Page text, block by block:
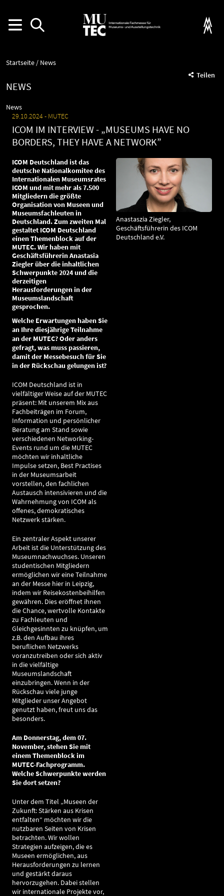
Startseite
News
Teilen
NEWS
News
29.10.2024
MUTEC
ICOM IM INTERVIEW - „MUSEUMS HAVE NO
BORDERS, THEY HAVE A NETWORK”
ICOM Deutschland ist das
deutsche Nationalkomitee des
Internationalen Museumsrates
ICOM und mit mehr als 7.500
Mitgliedern die größte
Organisation von Museen und
Museumsfachleuten in
Deutschland. Zum zweiten Mal
gestaltet ICOM Deutschland
einen Themenblock auf der
MUTEC. Wir haben mit
Geschäftsführerin Anastasia
Ziegler über die inhaltlichen
Schwerpunkte 2024 und die
derzeitigen
Herausforderungen in der
Museumslandschaft
gesprochen.
Welche Erwartungen haben Sie
an Ihre diesjährige Teilnahme
an der MUTEC? Oder anders
gefragt, was muss passieren,
damit der Messebesuch für Sie
in der Rückschau gelungen ist?
ICOM Deutschland ist in
vielfältiger Weise auf der MUTEC
präsent: Mit unserem Mix aus
Fachbeiträgen im Forum,
Information und persönlicher
Beratung am Stand sowie
verschiedenen Networking-
Events rund um die MUTEC
möchten wir inhaltliche
Impulse setzen, Best Practises
in der Museumsarbeit
vorstellen, den fachlichen
Austausch intensivieren und die
Wahrnehmung von ICOM als
offenes, demokratisches
Netzwerk stärken.
Ein zentraler Aspekt unserer
Arbeit ist die Unterstützung des
Museumnachwuchses. Unseren
studentischen Mitgliedern
ermöglichen wir eine Teilnahme
an der Messe hier in Leipzig,
indem wir Reisekostenbeihilfen
gewähren. Dies eröffnet ihnen
die Chance, wertvolle Kontakte
zu Fachleuten und
Gleichgesinnten zu knüpfen, um
z.B. den Aufbau ihres
beruflichen Netzwerks
voranzutreiben oder sich aktiv
in die vielfältige
Museumslandschaft
einzubringen. Wenn in der
Rückschau viele junge
Mitglieder unser Angebot
genutzt haben, freut uns das
besonders.
Am Donnerstag, dem 07.
November, stehen Sie mit
einem Themenblock im
MUTEC-Fachprogramm.
Welche Schwerpunkte werden
Sie dort setzen?
Unter dem Titel „Museen der
Zukunft: Stärken aus Krisen
entfalten“ möchten wir die
nutzbaren Seiten von Krisen
betrachten. Wir wollen
Strategien aufzeigen, die es
Museen ermöglichen, aus
Herausforderungen zu lernen
und gestärkt daraus
hervorzugehen. Dabei stellen
wir internationale Projekte vor,
Anastaszia Ziegler,
Geschäftsführerin des ICOM
Deutschland e.V.